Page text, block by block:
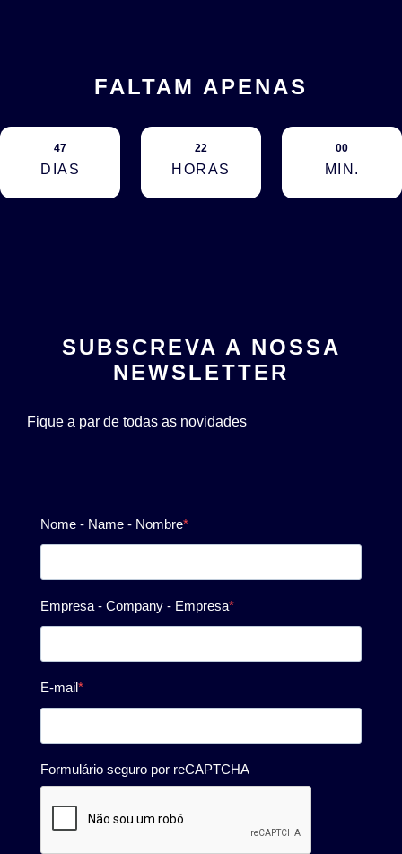
FALTAM APENAS
47
DIAS
22
HORAS
00
MIN.
SUBSCREVA A NOSSA
NEWSLETTER
Fique a par de todas as novidades